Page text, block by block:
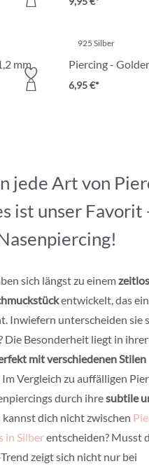
mm
925 Silber
Piercing -
6,95 €*
jede Art von
ist unser Favorit
sich längst zu einem
entwickelt, das
Inwiefern unterscheiden sie
Die Besonderheit liegt in
mit verschiedenen Stilen
Im Vergleich zu auffälligen
durch ihresubtile
dich nicht zwischen
in Silberentscheiden? Musst
zeigt sich nicht nur bei